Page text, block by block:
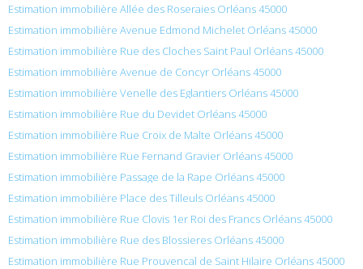
Estimation immobilière Allée des Roseraies Orléans 45000
Estimation immobilière Avenue Edmond Michelet Orléans 45000
Estimation immobilière Rue des Cloches Saint Paul Orléans 45000
Estimation immobilière Avenue de Concyr Orléans 45000
Estimation immobilière Venelle des Eglantiers Orléans 45000
Estimation immobilière Rue du Devidet Orléans 45000
Estimation immobilière Rue Croix de Malte Orléans 45000
Estimation immobilière Rue Fernand Gravier Orléans 45000
Estimation immobilière Passage de la Rape Orléans 45000
Estimation immobilière Place des Tilleuls Orléans 45000
Estimation immobilière Rue Clovis 1er Roi des Francs Orléans 45000
Estimation immobilière Rue des Blossieres Orléans 45000
Estimation immobilière Rue Prouvencal de Saint Hilaire Orléans 45000